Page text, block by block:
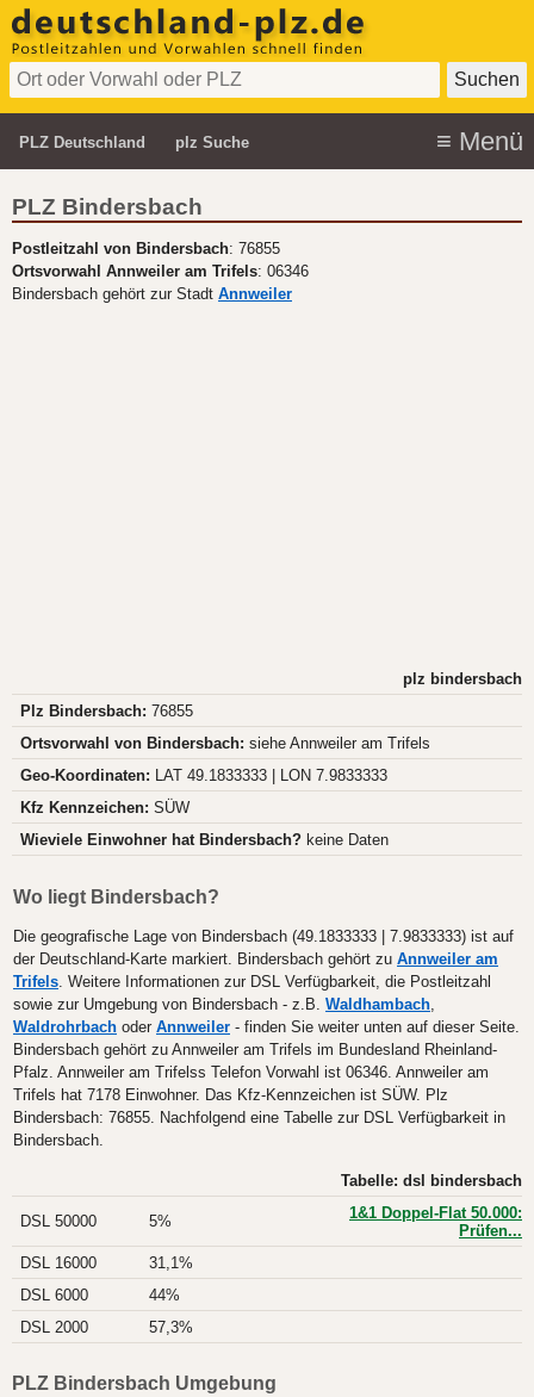
PLZ Deutschland plz Suche
PLZ Bindersbach
Postleitzahl von Bindersbach: 76855
Ortsvorwahl Annweiler am Trifels: 06346
Bindersbach gehört zur Stadt Annweiler
plz bindersbach
Plz Bindersbach: 76855
Ortsvorwahl von Bindersbach: siehe Annweiler am Trifels
Geo-Koordinaten: LAT 49.1833333 | LON 7.9833333
Kfz Kennzeichen: SÜW
Wieviele Einwohner hat Bindersbach? keine Daten
Wo liegt Bindersbach?
Die geografische Lage von Bindersbach (49.1833333 | 7.9833333) ist auf
der Deutschland-Karte markiert. Bindersbach gehört zu Annweiler am
Trifels. Weitere Informationen zur DSL Verfügbarkeit, die Postleitzahl
sowie zur Umgebung von Bindersbach - z.B. Waldhambach,
Waldrohrbach oder Annweiler - finden Sie weiter unten auf dieser Seite.
Bindersbach gehört zu Annweiler am Trifels im Bundesland Rheinland-
Pfalz. Annweiler am Trifelss Telefon Vorwahl ist 06346. Annweiler am
Trifels hat 7178 Einwohner. Das Kfz-Kennzeichen ist SÜW. Plz
Bindersbach: 76855. Nachfolgend eine Tabelle zur DSL Verfügbarkeit in
Bindersbach.
Tabelle: dsl bindersbach
DSL 50000 5%
1&1 Doppel-Flat 50.000:
Prüfen...
DSL 16000
31,1%
DSL 6000
44%
DSL 2000
57,3%
PLZ Bindersbach Umgebung